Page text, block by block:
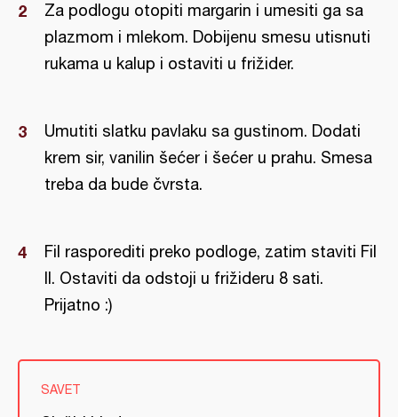
Za podlogu otopiti margarin i umesiti ga sa
plazmom i mlekom. Dobijenu smesu utisnuti
rukama u kalup i ostaviti u frižider.
Umutiti slatku pavlaku sa gustinom. Dodati
krem sir, vanilin šećer i šećer u prahu. Smesa
treba da bude čvrsta.
Fil rasporediti preko podloge, zatim staviti Fil
II. Ostaviti da odstoji u frižideru 8 sati.
Prijatno :)
SAVET